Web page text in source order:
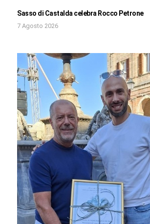
Sasso di Castalda celebra Rocco Petrone
7 Agosto 2026